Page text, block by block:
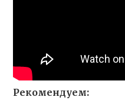
Рекомендуем: